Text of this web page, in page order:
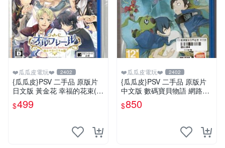
❤️瓜瓜皮電玩❤️ 2402
{瓜瓜皮}PSV 二手品 原版片
日文版 黃金花 幸福的花束(遊
戲都有回收)
$499
❤️瓜瓜皮電玩❤️ 2402
{瓜瓜皮}PSV 二手品 原版片
中文版 數碼寶貝物語 網路偵
探 駭客追憶(遊戲都有回收)
$850